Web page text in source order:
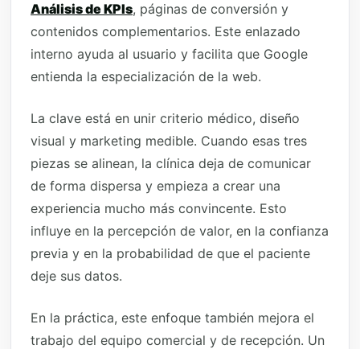
Análisis de KPIs, páginas de conversión y
contenidos complementarios. Este enlazado
interno ayuda al usuario y facilita que Google
entienda la especialización de la web.
La clave está en unir criterio médico, diseño
visual y marketing medible. Cuando esas tres
piezas se alinean, la clínica deja de comunicar
de forma dispersa y empieza a crear una
experiencia mucho más convincente. Esto
influye en la percepción de valor, en la confianza
previa y en la probabilidad de que el paciente
deje sus datos.
En la práctica, este enfoque también mejora el
trabajo del equipo comercial y de recepción. Un